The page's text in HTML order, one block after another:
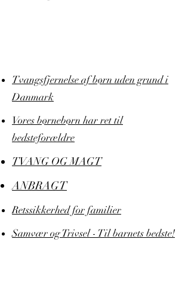
Tvangsfjernelse af børn uden grund i
Danmark
Vores børnebørn har ret til
bedsteforældre
TVANG OG MAGT
ANBRAGT
Retssikkerhed for familier
Samvær og Trivsel - Til barnets bedste!